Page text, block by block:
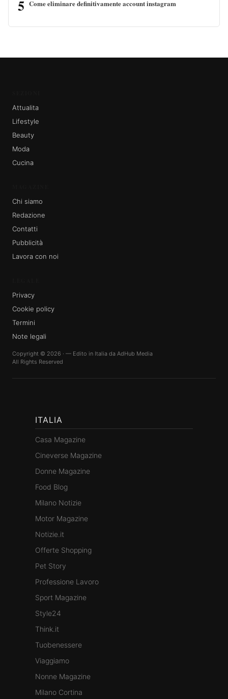
5 Come eliminare definitivamente account instagram
Attualita
Lifestyle
Beauty
Moda
Cucina
Chi siamo
Redazione
Contatti
Pubblicità
Lavora con noi
Privacy
Cookie policy
Termini
Note legali
Copyright © 2026 · — Edito in Italia da AdHub Media
All Rights Reserved
ITALIA
Casa Magazine
Cineverse Magazine
Donne Magazine
Food Blog
Milano Notizie
Motor Magazine
Notizie.it
Offerte Shopping
Pet Story
Professione Lavoro
Sport Magazine
Style24
Think.it
Tuobenessere
Viaggiamo
Nonne Magazine
Milano Cortina